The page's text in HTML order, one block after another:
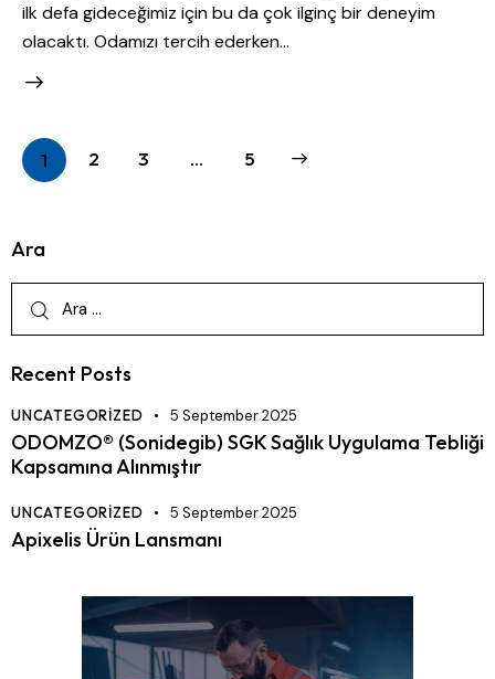
ilk defa gideceğimiz için bu da çok ilginç bir deneyim
olacaktı. Odamızı tercih ederken…
1 2 3 … 5
>
Ara
Recent Posts
UNCATEGORIZED 5 September 2025
ODOMZO® (Sonidegib) SGK Sağlık Uygulama Tebliği
Kapsamına Alınmıştır
UNCATEGORIZED 5 September 2025
Apixelis Ürün Lansmanı